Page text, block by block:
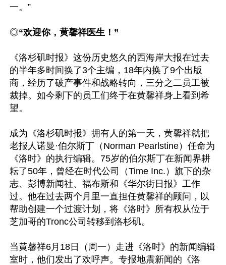
一。”
◎“欢迎你，黄馨祥医生！”
《洛杉矶时报》这份历史悠久的西海岸大报在过去
的半年多时间换了3个主编，18年内换了9个出版
商，经历了破产事件和战略转向，三分之二员工被
裁掉。如今剩下的员工们终于在黄馨祥身上看到希
望。
成为《洛杉矶时报》拥有人的第一天，黄馨祥就把
老报人诺曼·伯尔斯丁（Norman Pearlstine）任命为
《洛时》的执行编辑。75岁的伯尔斯丁在新闻界耕
耘了50年，曾经在时代公司（Time Inc.）旗下的杂
志、彭博新闻社、福布斯和《华尔街日报》工作
过。他在过去两个月里一直担任黄馨祥的顾问，以
帮助创建一个过渡计划，将《洛时》所有权从位于
芝加哥的Tronc公司转移到洛杉矶。
当黄馨祥6月18日（周一）走进《洛时》的新闻编辑
室时，他们发出了欢呼声。专报地震新闻的《洛